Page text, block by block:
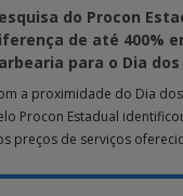
do Procon
de até 400%
para o Dia dos
a proximidade do Dia
Procon Estadual
preços de serviços